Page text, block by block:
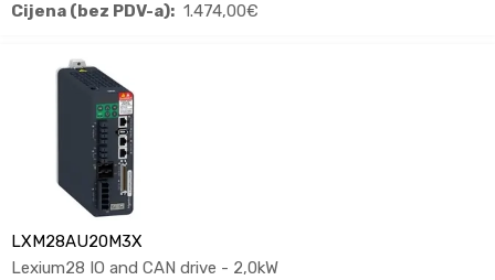
Cijena (bez PDV-a): 1.474,00€
LXM28AU20M3X
Lexium28 IO and CAN drive - 2,0kW